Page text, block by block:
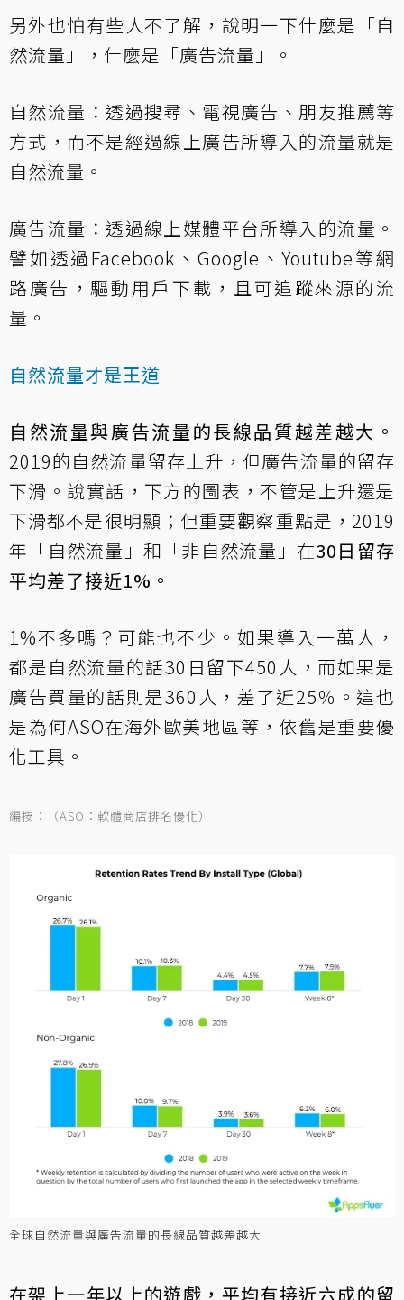
另外也怕有些人不了解，說明一下什麼是「自
然流量」，什麼是「廣告流量」。
自然流量：透過搜尋、電視廣告、朋友推薦等
方式，而不是經過線上廣告所導入的流量就是
自然流量。
廣告流量：透過線上媒體平台所導入的流量。
譬如透過Facebook、Google、Youtube等網
路廣告，驅動用戶下載，且可追蹤來源的流
量。
自然流量才是王道
自然流量與廣告流量的長線品質越差越大。
2019的自然流量留存上升，但廣告流量的留存
下滑。說實話，下方的圖表，不管是上升還是
下滑都不是很明顯；但重要觀察重點是，2019
年「自然流量」和「非自然流量」在30日留存
平均差了接近1%。
1%不多嗎？可能也不少。如果導入一萬人，
都是自然流量的話30日留下450人，而如果是
廣告買量的話則是360人，差了近25％。這也
是為何ASO在海外歐美地區等，依舊是重要優
化工具。
編按：（ASO：軟體商店排名優化）
全球自然流量與廣告流量的長線品質越差越大
在架上一年以上的遊戲，平均有接近六成的留